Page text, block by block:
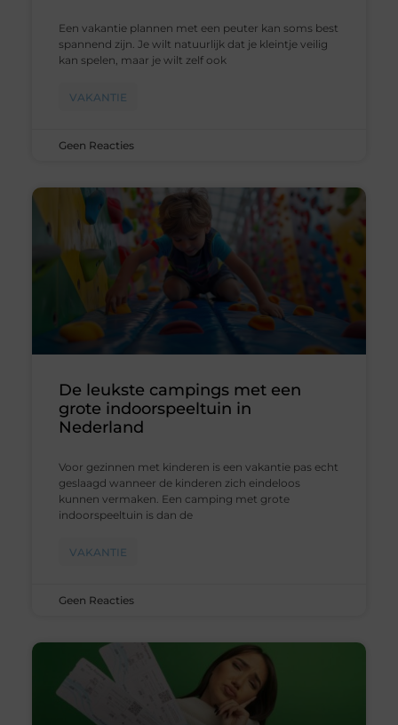
Een vakantie plannen met een peuter kan soms best
spannend zijn. Je wilt natuurlijk dat je kleintje veilig
kan spelen, maar je wilt zelf ook
VAKANTIE
Geen Reacties
De leukste campings met een
grote indoorspeeltuin in
Nederland
Voor gezinnen met kinderen is een vakantie pas echt
geslaagd wanneer de kinderen zich eindeloos
kunnen vermaken. Een camping met grote
indoorspeeltuin is dan de
VAKANTIE
Geen Reacties